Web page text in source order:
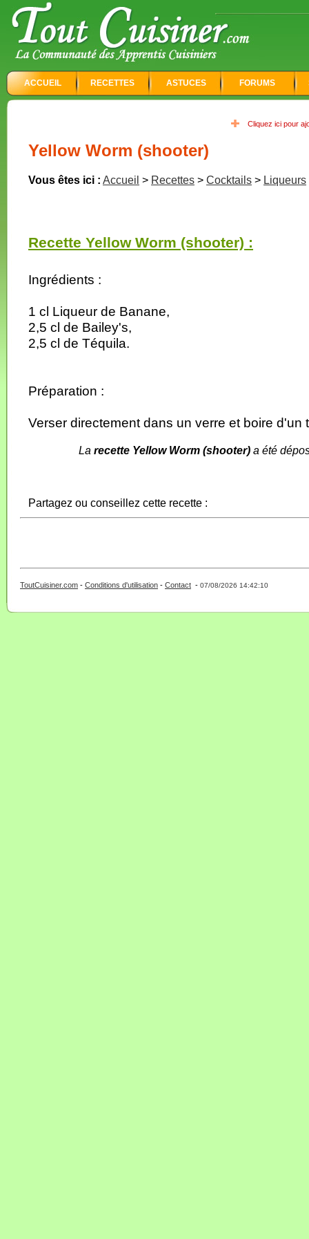
ACCUEIL RECETTES ASTUCES FORUMS
Cliquez ici pour
Yellow Worm (shooter)
Vous êtes ici : Accueil > Recettes > Cocktails > Liqueurs
Recette Yellow Worm (shooter) :
Ingrédients :
1 cl Liqueur de Banane,
2,5 cl de Bailey's,
2,5 cl de Téquila.
Préparation :
Verser directement dans un verre et boire d'un
La recette Yellow Worm (shooter) a été
Partagez ou conseillez cette recette :
ToutCuisiner.com - Conditions d'utilisation - Contact - 07/08/2026 14:42:10